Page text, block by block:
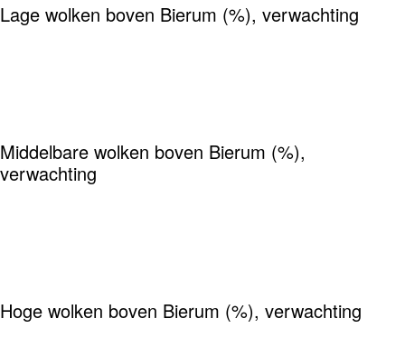
Lage wolken boven Bierum (%), verwachting
Middelbare wolken boven Bierum (%),
verwachting
Hoge wolken boven Bierum (%), verwachting